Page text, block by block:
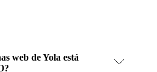
web de Yola está